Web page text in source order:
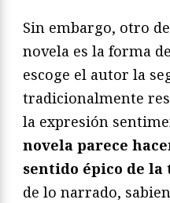
Sin embargo, otro
novela es la forma
escoge el autor la
tradicionalmente
la expresión
novela parece
sentido épico de la
de lo narrado,